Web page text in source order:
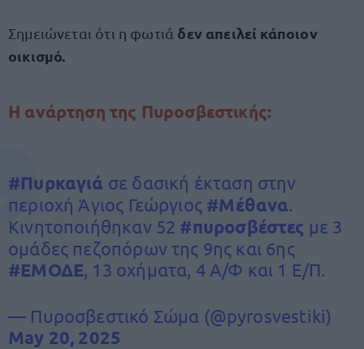
Σημειώνεται ότι η φωτιά δεν απειλεί κάποιον
οικισμό.
Η ανάρτηση της Πυροσβεστικής:
#Πυρκαγιά σε δασική έκταση στην
περιοχή Άγιος Γεώργιος #Μέθανα.
Κινητοποιήθηκαν 52 #πυροσβέστες με 3
ομάδες πεζοπόρων της 9ης και 6ης
#ΕΜΟΔΕ, 13 οχήματα, 4 Α/Φ και 1 Ε/Π.
— Πυροσβεστικό Σώμα (@pyrosvestiki)
May 20, 2025